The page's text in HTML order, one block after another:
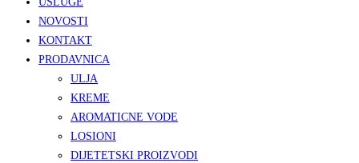
NOVOSTI
KONTAKT
PRODAVNICA
ULJA
KREME
AROMATICNE VODE
LOSIONI
DIJETETSKI PROIZVODI